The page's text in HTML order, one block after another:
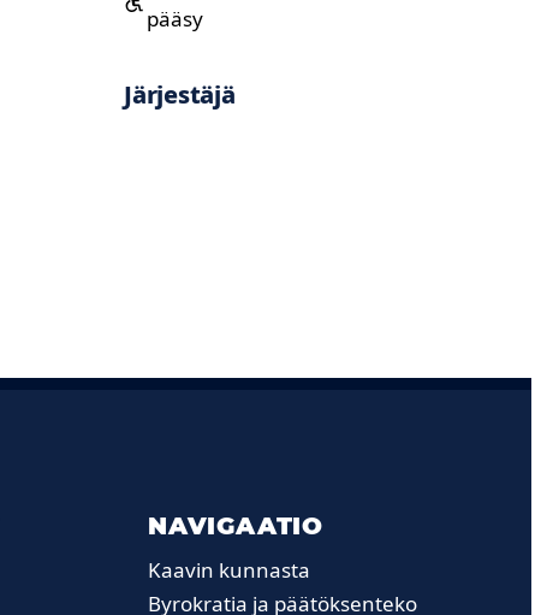
pääsy
Järjestäjä
NAVIGAATIO
Kaavin kunnasta
Byrokratia ja päätöksenteko